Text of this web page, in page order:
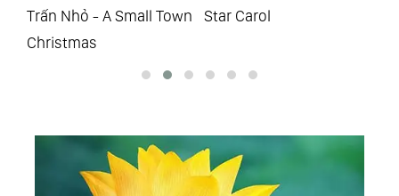
Star Carol
Meditations Vol.3